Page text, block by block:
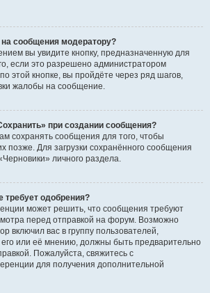
сообщения модератору?
вы увидите кнопку, предназначенную для
если это разрешено администратором
этой кнопке, вы пройдёте через ряд шагов,
жалобы на сообщение.
при создании сообщения?
сохранять сообщения для того, чтобы
позже. Для загрузки сохранённого сообщения
личного раздела.
одобрения?
может решить, что сообщения требуют
перед отправкой на форум. Возможно
включил вас в группу пользователей,
или её мнению, должны быть предварительно
Пожалуйста, свяжитесь с
для получения дополнительной